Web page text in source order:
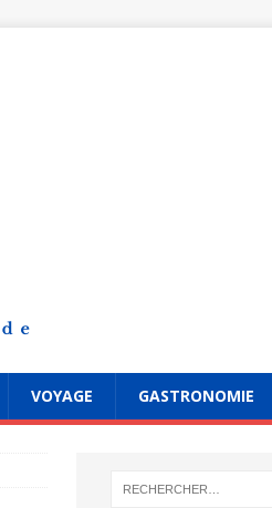
VOYAGE GASTRONOMIE